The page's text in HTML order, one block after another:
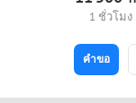
1 ชั่วโมง
คำขอ